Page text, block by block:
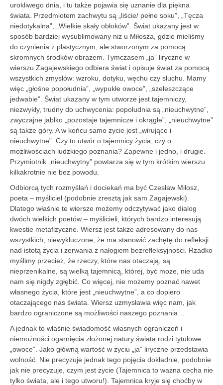
urokliwego dnia, i tu także pojawia się uznanie dla piękna
świata. Przedmiotem zachwytu są „liście/ pełne soku”, „Tęcza
niedotykalna”, „Wielkie skały obłoków”. Świat ukazany jest w
sposób bardziej wysublimowany niż u Miłosza, gdzie mieliśmy
do czynienia z plastycznym, ale stworzonym za pomocą
skromnych środków obrazem. Tymczasem „ja” liryczne w
wierszu Zagajewskiego odbiera świat i opisuje świat za pomocą
wszystkich zmysłów: wzroku, dotyku, węchu czy słuchu. Mamy
więc „głośne popołudnia”, „wypukłe owoce”, „szeleszczące
jedwabie”. Świat ukazany w tym utworze jest tajemniczy,
niezwykły, trudny do uchwycenia: popołudnia są „nieuchwytne”,
zwyczajne jabłko „pozostaje tajemnicze i okrągłe”, „nieuchwytne”
są także góry. A w końcu samo życie jest „wirujące i
nieuchwytne”. Czy to utwór o tajemnicy życia, czy o
możliwościach ludzkiego poznania? Zapewne i jedno, i drugie.
Przymiotnik „nieuchwytny” powtarza się w tym krótkim wierszu
kilkakrotnie nie bez powodu.
Odbiorcą tych rozmyślań i dociekań ma być Czesław Miłosz,
poeta – myśliciel (podobnie zresztą jak sam Zagajewski).
Dlatego właśnie te wiersze możemy odczytywać jako dialog
dwóch wielkich poetów – myślicieli, których bardzo interesują
kwestie metafizyczne. Wiersz jest także adresowany do nas
wszystkich; niewykluczone, że ma stanowić zachętę do refleksji
nad istotą życia i zerwania z nałogiem bezrefleksyjności. Rzadko
myślimy przecież, że rzeczy, które nas otaczają, są
nieprzenikalne, są wielką tajemnicą, której, być może, nie uda
nam się nigdy zgłębić. Co więcej, nie możemy poznać nawet
własnego życia, które jest „nieuchwytne”, a co dopiero
otaczającego nas świata. Wiersz uzmysławia więc nam, jak
bardzo ograniczone są możliwości naszego poznania…
A jednak to właśnie świadomość własnych ograniczeń i
niemożności ogarnięcia złożonej natury świata rodzi tytułowe
„owoce”. Jako główną wartość w życiu „ja” liryczne przedstawia
wolność. Nie precyzuje jednak tego pojęcia dokładnie, podobnie
jak nie precyzuje, czym jest życie (Tajemnica to ważna cecha nie
tylko świata, ale i tego utworu!). Tajemnica kryje się choćby w